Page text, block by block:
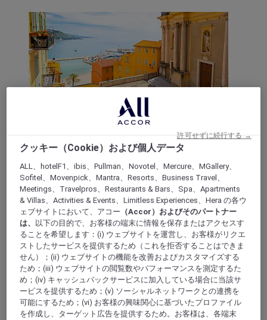
ゴルフジュアン
クッキー（Cookie）および個人データ
ALL、hotelF1、ibis、Pullman、Novotel、Mercure、MGallery、
Sofitel、Movenpick、Mantra、Resorts、Business Travel、
Meetings、Travelpros、Restaurants & Bars、Spa、Apartments
& Villas、Activities & Events、Limitless Experiences、Hera の各ウ
ェブサイトにおいて、アコー （Accor）およびそのパートナー
は、
以下の目的で、お客様の端末に情報を保存またはアクセスす
ることを希望します：(i) ウェブサイトを運営し、お客様がリクエ
ストしたサービスを提供するため（これを拒否することはできま
せん）；(ii) ウェブサイトの機能を改善およびカスタマイズする
ため；(iii) ウェブサイトの閲覧数やパフォーマンスを測定するた
め；(iv) キャッシュバックサービスに加入している場合に当該サ
ービスを提供するため；(v) ソーシャルネットワークとの連携を
可能にするため；(vi) お客様の興味関心に基づいたプロファイル
を作成し、ターゲット広告を提供するため。お客様は、各端末
許可せずに続行する →